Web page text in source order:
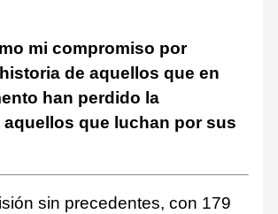
mi compromiso por
de aquellos que en
han perdido la
aquellos que luchan por sus
sin precedentes, con 179